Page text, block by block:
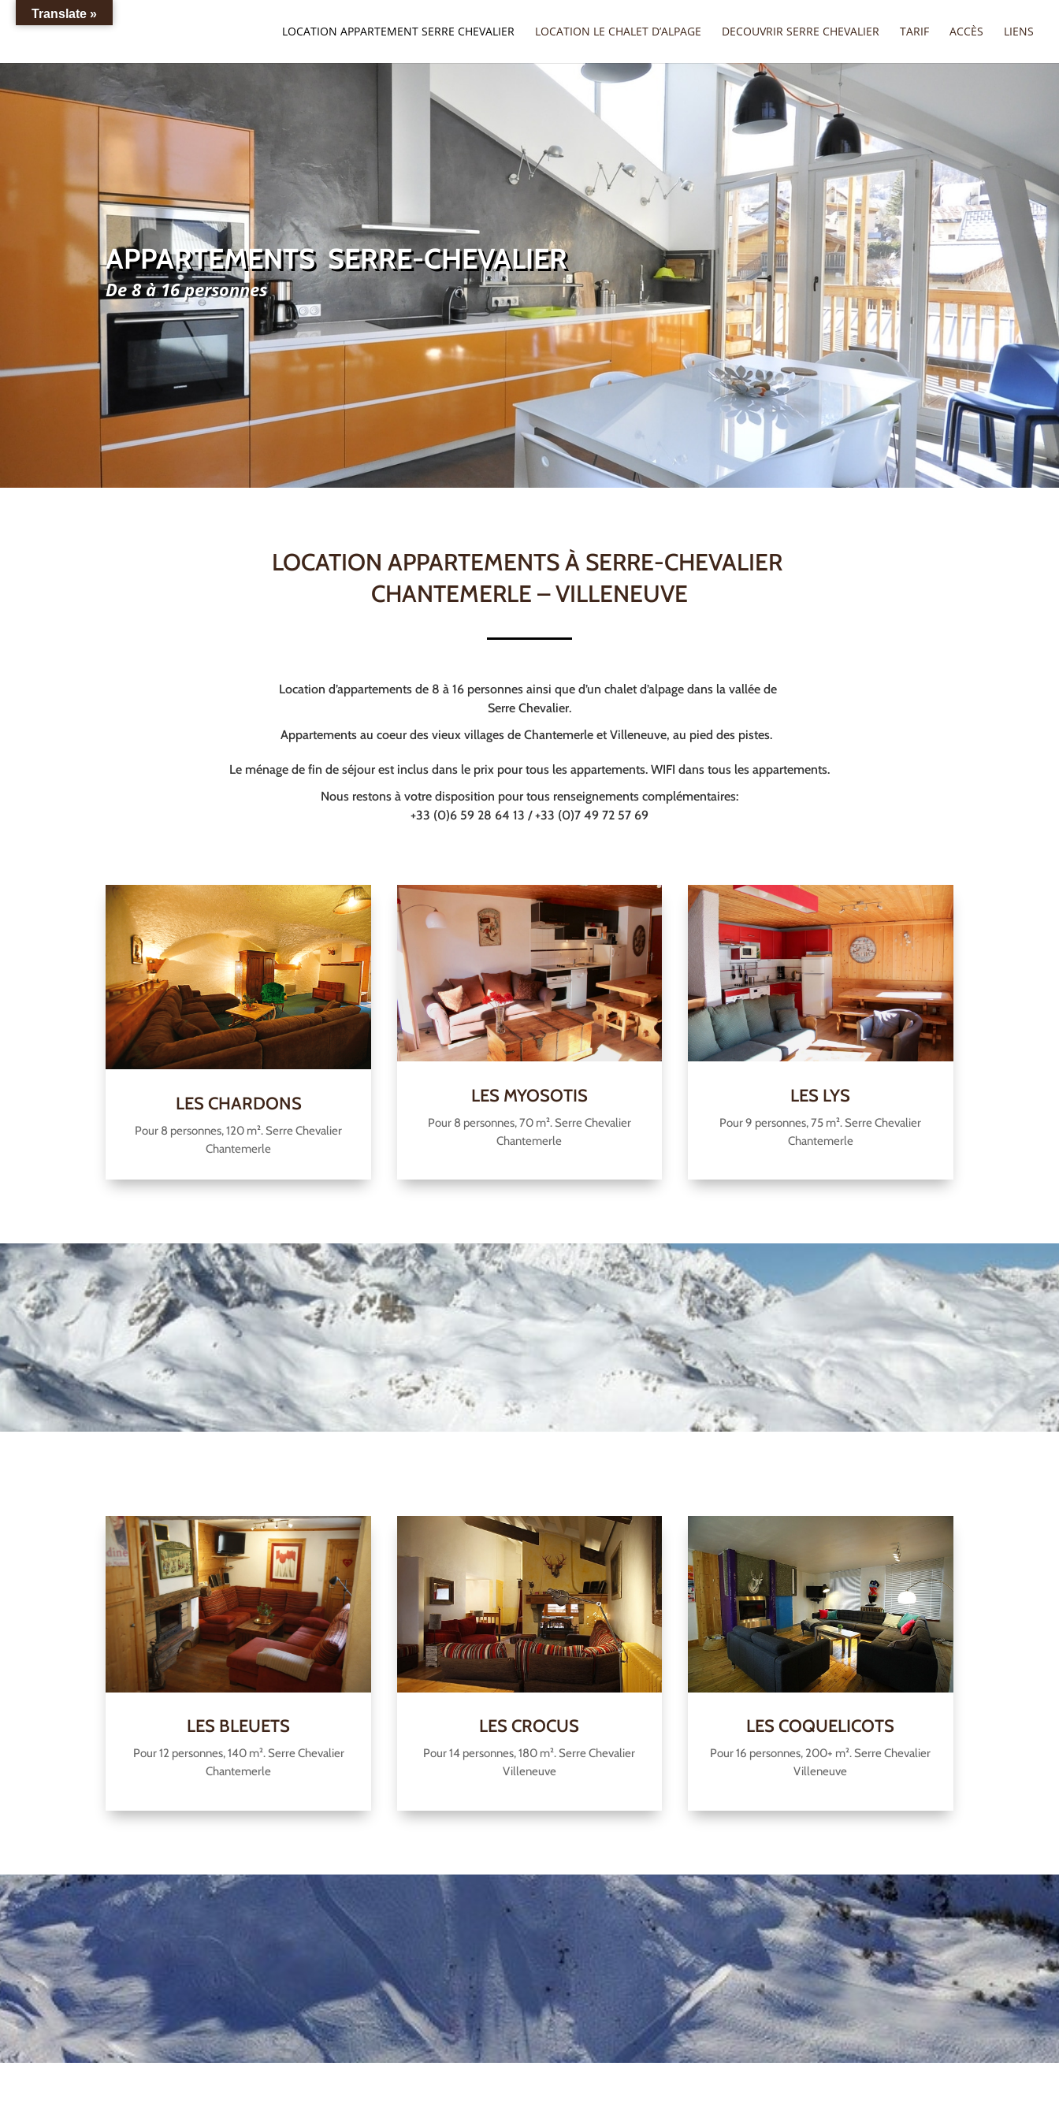
LOCATION APPARTEMENT SERRE CHEVALIER LOCATION LE CHALET D’ALPAGE DECOUVRIR SERRE CHEVALIER TARIF ACCÈS LIENS
APPARTEMENTS SERRE-CHEVALIER
De 8 à 16 personnes
LOCATION APPARTEMENTS À SERRE-CHEVALIER
CHANTEMERLE – VILLENEUVE
Location d’appartements de 8 à 16 personnes ainsi que d’un chalet d’alpage dans la vallée de
Serre Chevalier.
Appartements au coeur des vieux villages de Chantemerle et Villeneuve, au pied des pistes.
Le ménage de fin de séjour est inclus dans le prix pour tous les appartements. WIFI dans tous les appartements.
Nous restons à votre disposition pour tous renseignements complémentaires:
+33 (0)6 59 28 64 13 / +33 (0)7 49 72 57 69
LES CHARDONS
Pour 8 personnes, 120 m². Serre Chevalier
Chantemerle
LES MYOSOTIS
Pour 8 personnes, 70 m². Serre Chevalier
Chantemerle
LES LYS
Pour 9 personnes, 75 m². Serre Chevalier
Chantemerle
LES BLEUETS
Pour 12 personnes, 140 m². Serre Chevalier
Chantemerle
LES CROCUS
Pour 14 personnes, 180 m². Serre Chevalier
Villeneuve
LES COQUELICOTS
Pour 16 personnes, 200+ m². Serre Chevalier
Villeneuve
Translate »